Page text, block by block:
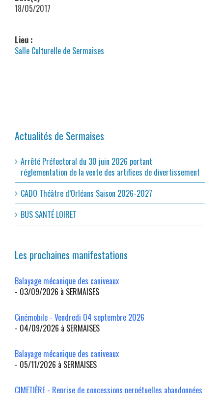
18/05/2017
Lieu :
Salle Culturelle de Sermaises
Actualités de Sermaises
Arrêté Préfectoral du 30 juin 2026 portant
réglementation de la vente des artifices de divertissement
CADO Théâtre d’Orléans Saison 2026-2027
BUS SANTÉ LOIRET
Les prochaines manifestations
Balayage mécanique des caniveaux
- 03/09/2026 à SERMAISES
Cinémobile - Vendredi 04 septembre 2026
- 04/09/2026 à SERMAISES
Balayage mécanique des caniveaux
- 05/11/2026 à SERMAISES
CIMETIÈRE - Reprise de concessions perpétuelles abandonnées